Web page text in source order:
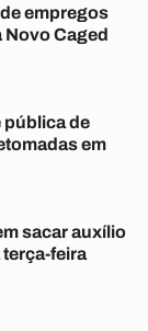
empregos
Novo Caged
pública de
em
sacar auxílio
feira